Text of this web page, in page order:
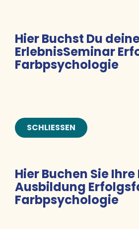
Hier Buchst Du
ErlebnisSeminar
Farbpsychologie
SCHLIESSEN
Hier Buchen Sie
Ausbildung
Farbpsychologie